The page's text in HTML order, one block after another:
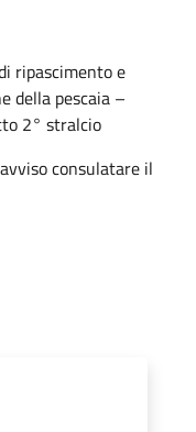
ripascimento e
della pescaia –
2° stralcio
consulatare il